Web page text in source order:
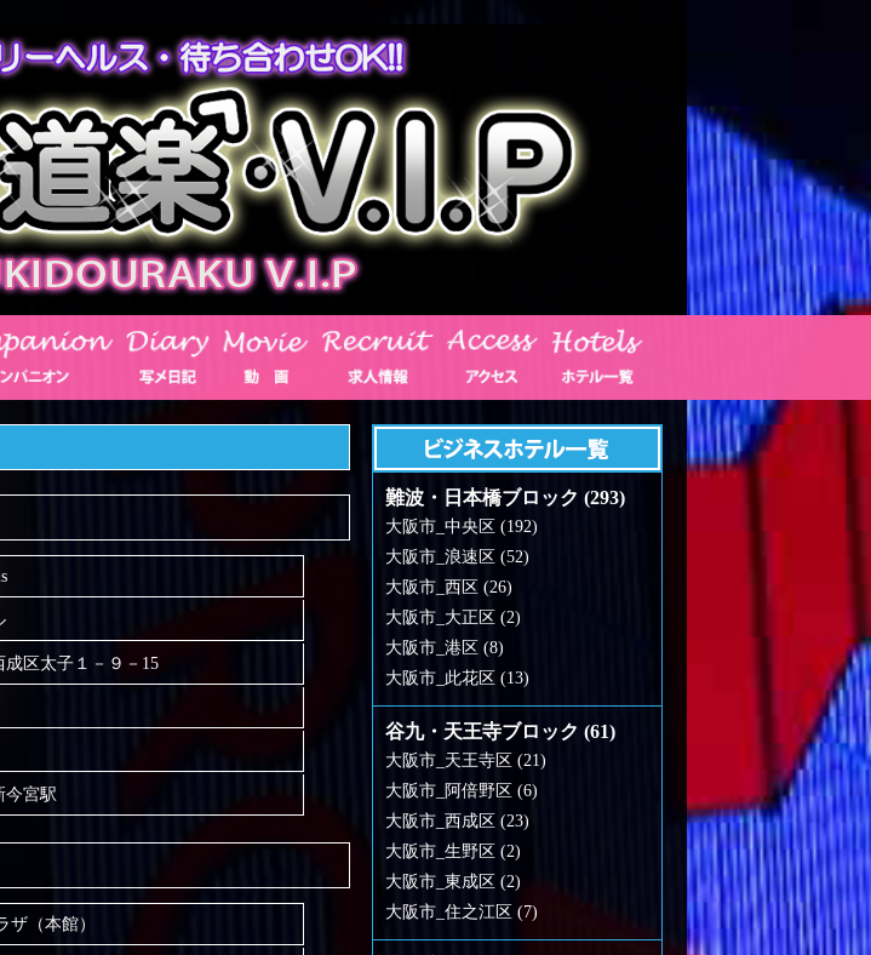
成区太子１－９－15
今宮駅
ザ（本館）
難波・日本橋ブロック (293)
大阪市_中央区 (192)
大阪市_浪速区 (52)
大阪市_西区 (26)
大阪市_大正区 (2)
大阪市_港区 (8)
大阪市_此花区 (13)
谷九・天王寺ブロック (61)
大阪市_天王寺区 (21)
大阪市_阿倍野区 (6)
大阪市_西成区 (23)
大阪市_生野区 (2)
大阪市_東成区 (2)
大阪市_住之江区 (7)